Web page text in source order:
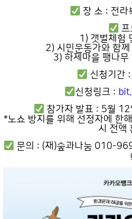
장 소 : 전라
프
1) 갯벌체험
2) 시민운동가와 함
3) 하제마을 팽나무
신청기간
신청링크 :
참가자 발표 : 5월
*노쇼 방지를 위해 선정자에 한
시 전액
문의 : (재)숲과나눔 010-